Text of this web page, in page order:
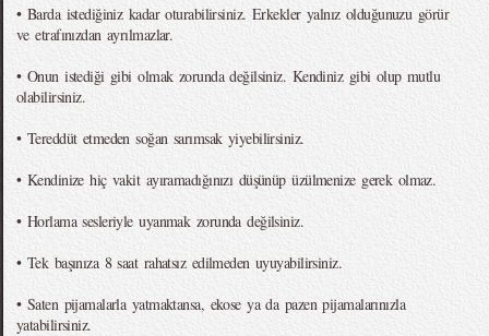
• Barda istediğiniz kadar oturabilirsiniz. Erkekler yalnız olduğunuzu görür
ve etrafınızdan ayrılmazlar.
• Onun istediği gibi olmak zorunda değilsiniz. Kendiniz gibi olup mutlu
olabilirsiniz.
• Tereddüt etmeden soğan sarımsak yiyebilirsiniz.
• Kendinize hiç vakit ayıramadığınızı düşünüp üzülmenize gerek olmaz.
• Horlama sesleriyle uyanmak zorunda değilsiniz.
• Tek başınıza 8 saat rahatsız edilmeden uyuyabilirsiniz.
• Saten pijamalarla yatmaktansa, ekose ya da pazen pijamalarınızla
yatabilirsiniz.